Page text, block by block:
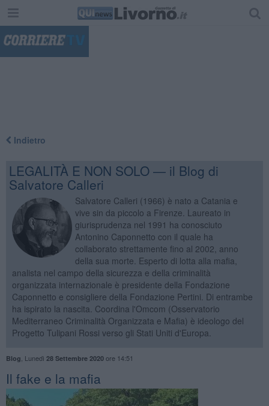
Indietro
LEGALITÀ E NON SOLO — il Blog di
Salvatore Calleri
Salvatore Calleri (1966) è nato a Catania e
vive sin da piccolo a Firenze. Laureato in
giurisprudenza nel 1991 ha conosciuto
Antonino Caponnetto con il quale ha
collaborato strettamente fino al 2002, anno
della sua morte. Esperto di lotta alla mafia,
analista nel campo della sicurezza e della criminalità
organizzata internazionale è presidente della Fondazione
Caponnetto e consigliere della Fondazione Pertini. Di entrambe
ha ispirato la nascita. Coordina l'Omcom (Osservatorio
Mediterraneo Criminalità Organizzata e Mafia) è ideologo del
Progetto Tulipani Rossi verso gli Stati Uniti d'Europa.
Blog Lunedì 28 Settembre 2020ore 14:51
​Il fake e la mafia